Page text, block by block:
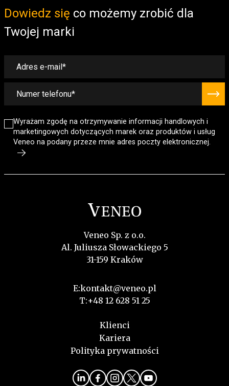
Dowiedz się co możemy zrobić dla
Twojej marki
Wyrażam zgodę na otrzymywanie informacji handlowych i
marketingowych dotyczących marek oraz produktów i usług
Veneo na podany przeze mnie adres poczty elektronicznej.
Veneo Sp. z o.o.
Al. Juliusza Słowackiego 5
31-159 Kraków
E:kontakt@veneo.pl
T:+48 12 628 51 25
Klienci
Kariera
Polityka prywatności